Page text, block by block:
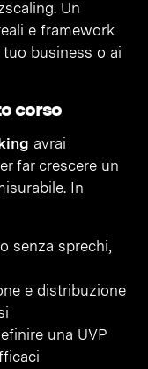
Un
e framework
business o ai
corso
avrai
far crescere un
In
senza sprechi,
e distribuzione
una UVP